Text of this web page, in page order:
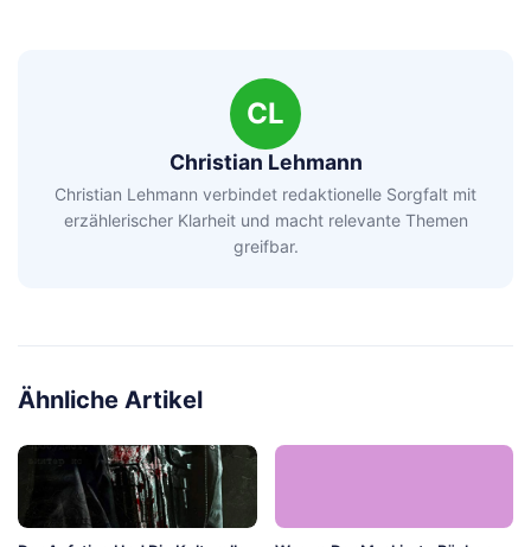
CL
Christian Lehmann
Christian Lehmann verbindet redaktionelle Sorgfalt mit
erzählerischer Klarheit und macht relevante Themen
greifbar.
Ähnliche Artikel